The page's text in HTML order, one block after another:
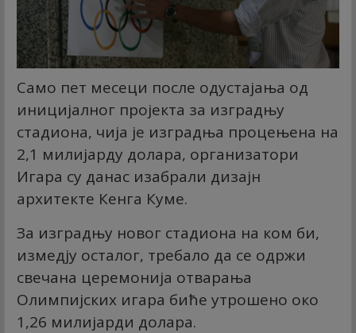
Само пет месеци после одустајања од
иницијалног пројекта за изградњу
стадиона, чија је изградња процењена на
2,1 милијарду долара, организатори
Игара су данас изабрали дизајн
архитекте Кенга Куме.
За изградњу новог стадиона на ком би,
измедју осталог, требало да се одржи
свечана церемонија отварања
Олимпијских игара биће утрошено око
1,26 милијарди долара.